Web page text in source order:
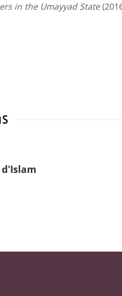
in the Umayyad State
d'Islam